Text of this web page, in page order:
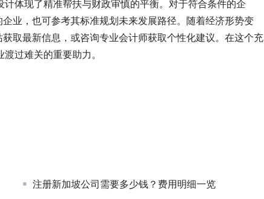
体现了精准帮扶与财政审慎的平衡。对于符合条件的企
业，也可参考其标准规划未来发展路径。随着经济形势变
取最新信息，或咨询专业会计师获取个性化建议。在这个充
过难关的重要助力。
注册新加坡公司需要多少钱？费用明细一览